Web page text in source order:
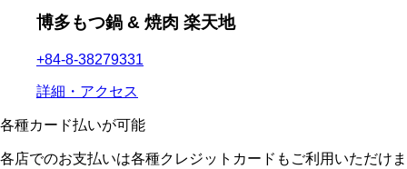
博多もつ鍋 & 焼肉 楽天地
+84-8-38279331
詳細・アクセス
各種カード払いが可能
各店でのお支払いは各種クレジットカードもご利用いただけま